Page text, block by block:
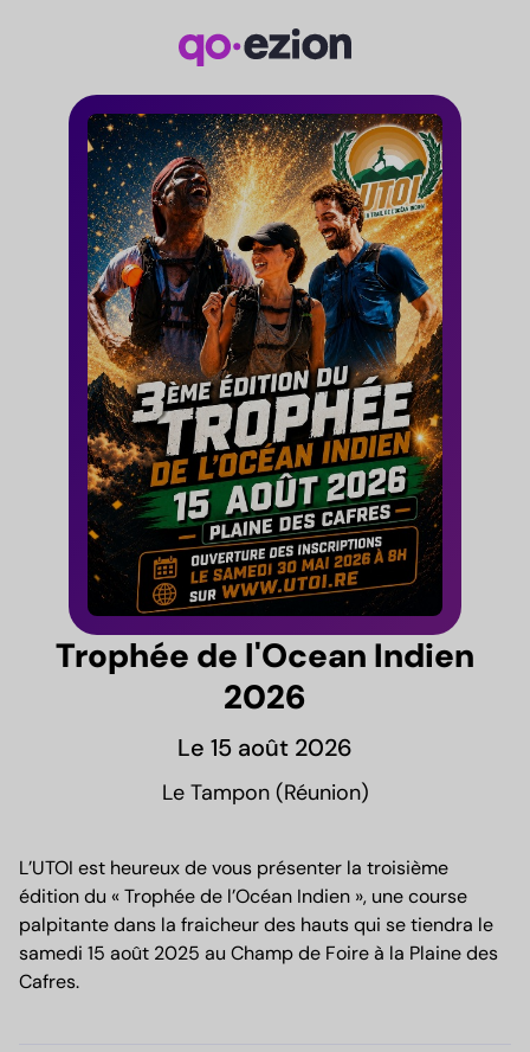
Trophée de l'Ocean Indien
2026
Le 15 août 2026
Le Tampon (Réunion)
L’UTOI est heureux de vous présenter la troisième
édition du « Trophée de l’Océan Indien », une course
palpitante dans la fraicheur des hauts qui se tiendra le
samedi 15 août 2025 au Champ de Foire à la Plaine des
Cafres.